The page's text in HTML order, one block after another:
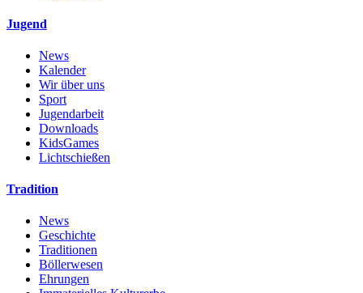
Jugend
News
Kalender
Wir über uns
Sport
Jugendarbeit
Downloads
KidsGames
Lichtschießen
Tradition
News
Geschichte
Traditionen
Böllerwesen
Ehrungen